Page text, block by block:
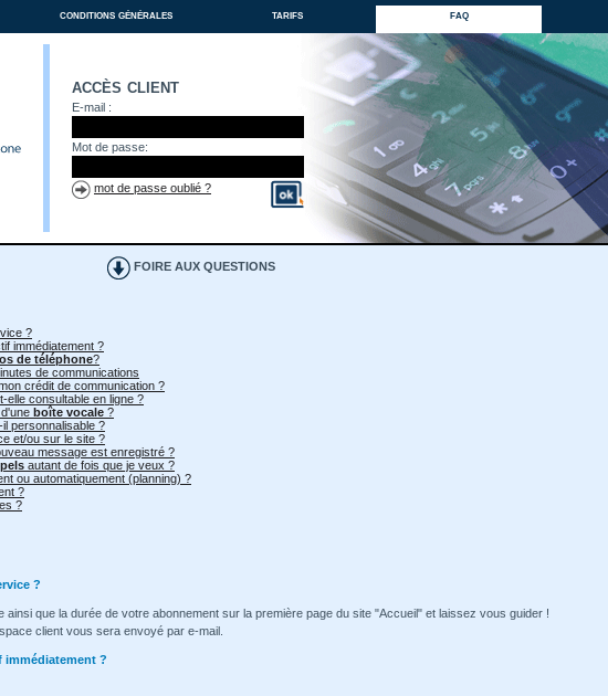
conditions générales tarifs faq
accès client
E-mail :
Mot de passe:
mot de passe oublié ?
FOIRE AUX QUESTIONS
?
immédiatement ?
de téléphone?
de communications
crédit de communication ?
elle consultable en ligne ?
boîte vocale ?
personnalisable ?
et/ou sur le site ?
message est enregistré ?
autant de fois que je veux ?
ou automatiquement (planning) ?
?
?
?
ainsi que la durée de votre abonnement sur la première page du site "Accueil" et laissez vous guider !
client vous sera envoyé par e-mail.
immédiatement ?